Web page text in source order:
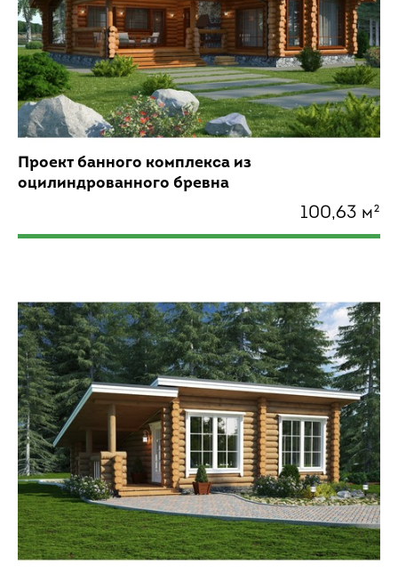
Проект банного комплекса из
оцилиндрованного бревна
100,63 м²